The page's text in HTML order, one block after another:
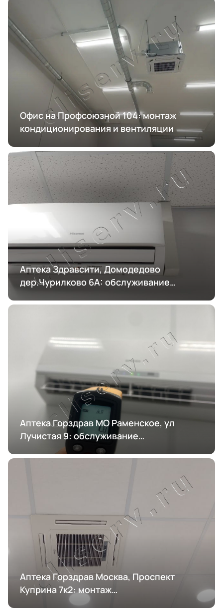
Офис на Профсоюзной 104: монтаж
кондиционирования и вентиляции
Аптека Здравсити, Домодедово
дер.Чурилково 6А: обслуживание
Аптека Горздрав МО Раменское, ул
Лучистая 9: обслуживание
кондиционирования
Аптека Горздрав Москва, Проспект
Куприна 7к2: монтаж
кондиционирования